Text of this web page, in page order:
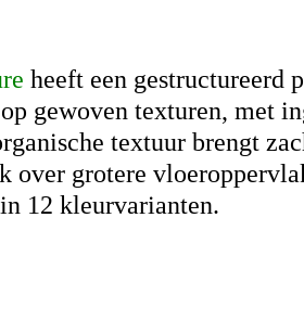
heeft een gestructureerd
gewoven texturen, met
textuur brengt
over grotere
12 kleurvarianten.